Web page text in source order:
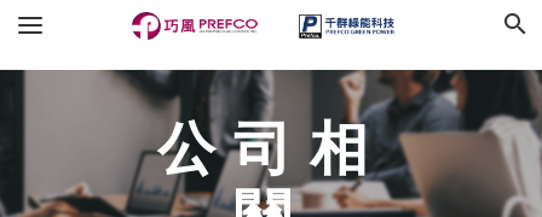
search
公司相